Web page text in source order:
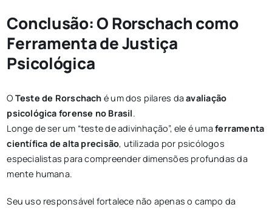
Conclusão: O Rorschach como
Ferramenta de Justiça
Psicológica
O Teste de Rorschach é um dos pilares daavaliação
psicológica forense no Brasil.
Longe de ser um “teste de adivinhação”, ele é umaferramenta
científica de alta precisão, utilizada por psicólogos
especialistas para compreender dimensões profundas da
mente humana.
Seu uso responsável fortalece não apenas o campo da